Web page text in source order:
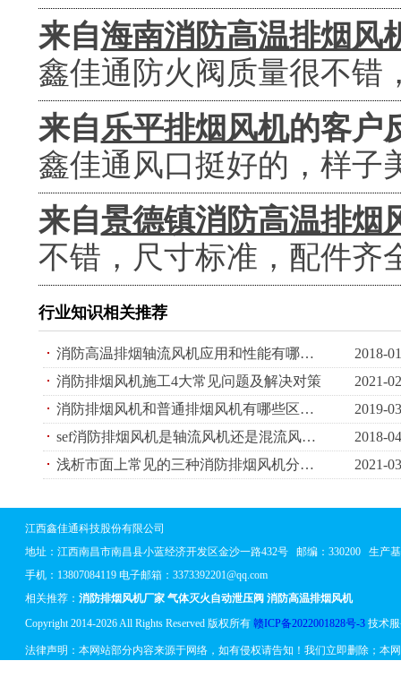
来自海南消防高温排烟风
鑫佳通防火阀质量很不错
来自乐平排烟风机的客户
鑫佳通风口挺好的，样子
来自景德镇消防高温排烟
不错，尺寸标准，配件齐
行业知识相关推荐
消防高温排烟轴流风机应用和性能有哪些？消防高温排烟风机性能
2018-
消防排烟风机施工4大常见问题及解决对策
2021-
消防排烟风机和普通排烟风机有哪些区别，消防排烟风机技术要求是什么？
2019-
sef消防排烟风机是轴流风机还是混流风机？轴流风机和混流风机区别
2018-
浅析市面上常见的三种消防排烟风机分类型号
2021-
江西鑫佳通科技股份有限公司
地址： 江西南昌市南昌县小蓝经济开发区金沙一路432号邮编：330200 生产基
手机：13807084119 电子邮箱：3373392201@qq.com
相关推荐： 消防排烟风机厂家 气体灭火自动泄压阀 消防高温排烟风机
Copyright 2014-2026 All Rights Reserved 版权所有 赣ICP备2022001828号-3技术服
法律声明：本网站部分内容来源于网络，如有侵权请告知！我们立即删除；本